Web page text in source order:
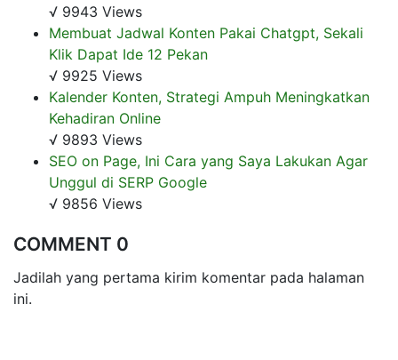
√ 9943 Views
Membuat Jadwal Konten Pakai Chatgpt, Sekali
Klik Dapat Ide 12 Pekan
√ 9925 Views
Kalender Konten, Strategi Ampuh Meningkatkan
Kehadiran Online
√ 9893 Views
SEO on Page, Ini Cara yang Saya Lakukan Agar
Unggul di SERP Google
√ 9856 Views
COMMENT 0
Jadilah yang pertama kirim komentar pada halaman
ini.